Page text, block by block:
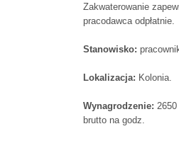
Zakwaterowanie
pracodawca odpłatnie.
Stanowisko:
Lokalizacja: Kolonia.
Wynagrodzenie:
brutto na godz.